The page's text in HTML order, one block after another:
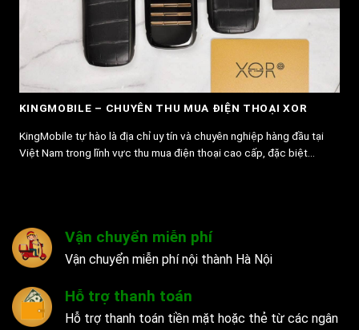
KINGMOBILE – CHUYÊN THU MUA ĐIỆN THOẠI XOR
KingMobile tự hào là địa chỉ uy tín và chuyên nghiệp hàng đầu tại
Việt Nam trong lĩnh vực thu mua điện thoại cao cấp, đặc biệt...
Vận chuyển miễn phí
Vận chuyển miễn phí nội thành Hà Nội
Hỗ trợ thanh toán
Hỗ trợ thanh toán tiền mặt hoặc thẻ từ các ngân